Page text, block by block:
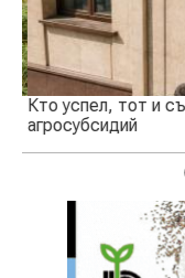
Кто успел, тот и
агросубсидий